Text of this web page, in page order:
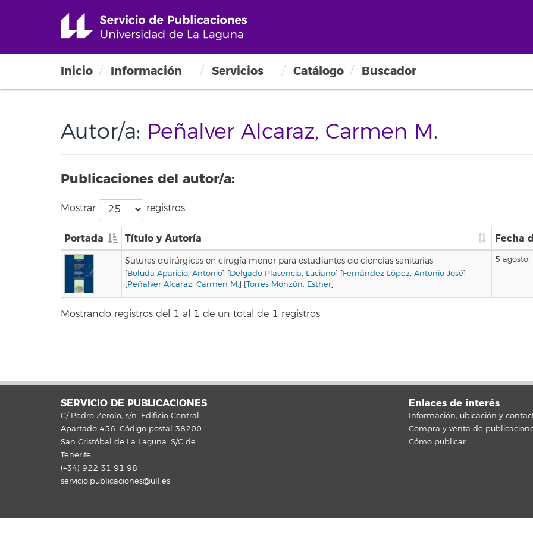
Inicio Información Servicios Catálogo Buscador
Autor/a: Peñalver Alcaraz, Carmen M.
Publicaciones del autor/a:
Mostrar registros
Portada Título y Autoría Fecha
Suturas quirúrgicas en cirugía menor para estudiantes de ciencias sanitarias
[Boluda Aparicio, Antonio] [Delgado Plasencia, Luciano] [Fernández López, Antonio José]
[Peñalver Alcaraz, Carmen M.] [Torres Monzón, Esther]
5
Mostrando registros del 1 al 1 de un total de 1 registros
SERVICIO DE PUBLICACIONES
C/ Pedro Zerolo, s/n. Edificio Central.
Apartado 456. Código postal 38200.
San Cristóbal de La Laguna. S/C de
Tenerife
(+34) 922 31 91 98
servicio.publicaciones@ull.es
Enlaces de interés
Información, ubicación y
Compra y venta de
Cómo publicar